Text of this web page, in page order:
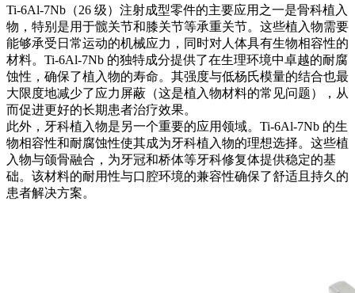
Ti-6Al-7Nb（26 级）注射成型零件的主要应用之一是骨科植入
物，特别是用于髋关节和膝关节等承重关节。这些植入物需要
能够承受日常运动的机械应力，同时对人体具有生物相容性的
材料。Ti-6Al-7Nb 的独特成分提供了在生理环境中卓越的耐腐
蚀性，确保了植入物的寿命。其强度与低杨氏模量的结合也最
大限度地减少了应力屏蔽（这是植入物材料的常见问题），从
而促进更好的长期患者治疗效果。
此外，牙科植入物是另一个重要的应用领域。Ti-6Al-7Nb 的生
物相容性和耐腐蚀性使其成为牙科植入物的理想选择。这些植
入物与颌骨融合，为牙冠和桥体等牙科修复体提供稳定的基
础。该材料的耐用性与口腔环境的兼容性确保了舒适且持久的
患者解决方案。